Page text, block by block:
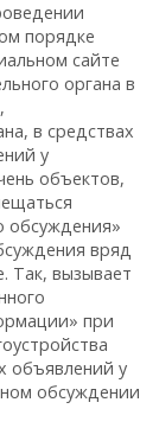
порядке
сайте
органа в
в средствах
у
объектов,
обсуждения»
вряд
Так, вызывает
при
объявлений у
обсуждении